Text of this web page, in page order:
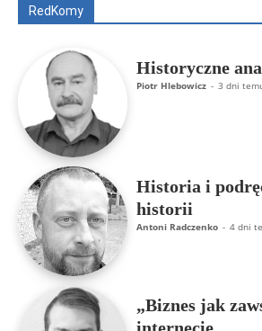
RedKomy
Historyczne
Piotr Hlebowicz - 3 dni
Historia i
historii
Antoni Radczenko - 4 dni
„Biznes jak